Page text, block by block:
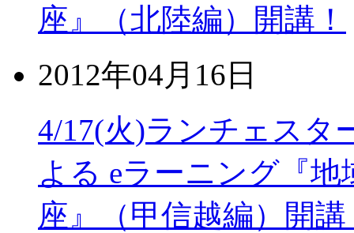
座』（北陸編）開講！
2012年04月16日
4/17(火)ランチェスタ
よる eラーニング『
座』（甲信越編）開講